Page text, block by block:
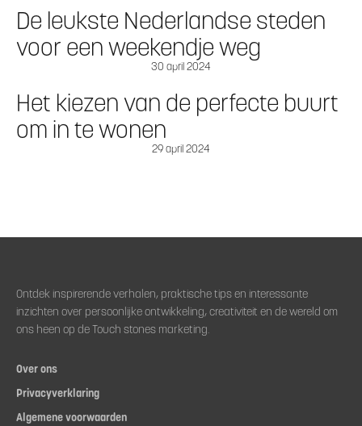
De leukste Nederlandse steden
voor een weekendje weg
30 april 2024
Het kiezen van de perfecte buurt
om in te wonen
29 april 2024
Ontdek inspirerende verhalen, praktische tips en interessante
inzichten over persoonlijke ontwikkeling, creativiteit en de wereld om
ons heen op de Touch stones marketing.
Over ons
Privacyverklaring
Algemene voorwaarden